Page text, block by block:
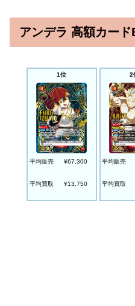
アンデラ 高額カード
1位
平均販売
平均買取
¥67,300
¥13,750
2
平均販売
平均買取